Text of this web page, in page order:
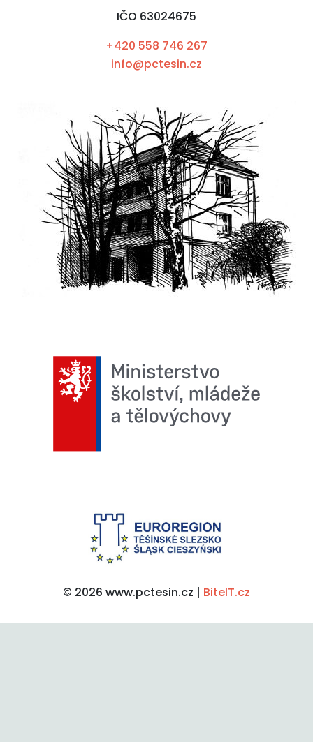
IČO 63024675
+420 558 746 267
info@pctesin.cz
© 2026 www.pctesin.cz | BiteIT.cz